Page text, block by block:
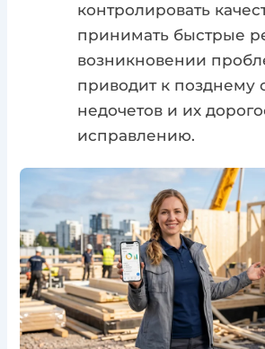
контролировать
принимать быстрые
возникновении
приводит к
недочетов и их
исправлению.